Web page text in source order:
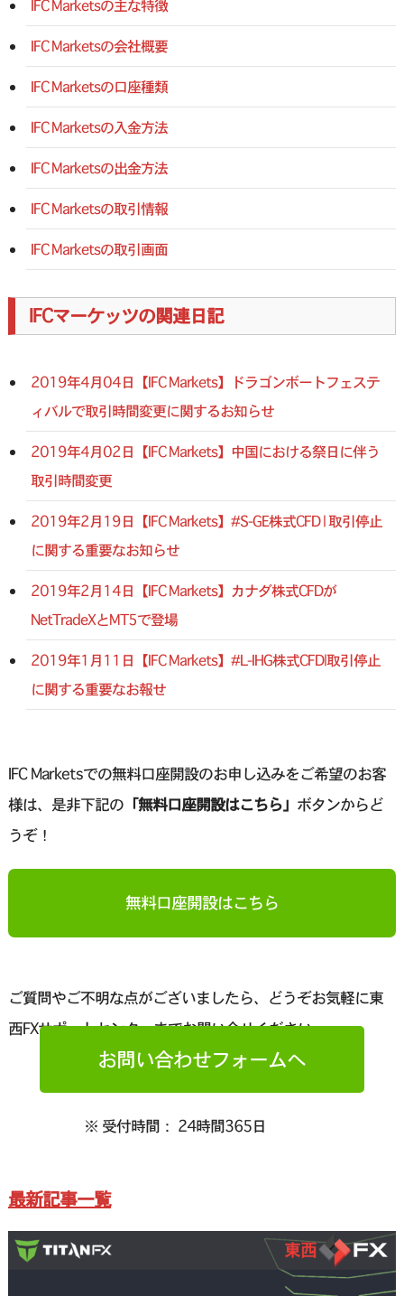
IFC Marketsの主な特徴
IFC Marketsの会社概要
IFC Marketsの口座種類
IFC Marketsの入金方法
IFC Marketsの出金方法
IFC Marketsの取引情報
IFC Marketsの取引画面
IFCマーケッツの関連日記
2019年4月04日【IFC Markets】ドラゴンボートフェステ
ィバルで取引時間変更に関するお知らせ
2019年4月02日【IFC Markets】中国における祭日に伴う
取引時間変更
2019年2月19日【IFC Markets】#S-GE株式CFD | 取引停止
に関する重要なお知らせ
2019年2月14日【IFC Markets】カナダ株式CFDが
NetTradeXとMT5で登場
2019年1月11日【IFC Markets】#L-IHG株式CFD|取引停止
に関する重要なお報せ
IFC Marketsでの無料口座開設のお申し込みをご希望のお客
様は、是非下記の「無料口座開設はこちら」 ボタンからど
うぞ！
無料口座開設はこちら
ご質問やご不明な点がございましたら、どうぞお気軽に東
西FXサポートセンターまでお問い合せください。
お問い合わせフォームへ
※ 受付時間： 24時間365日
最新記事一覧